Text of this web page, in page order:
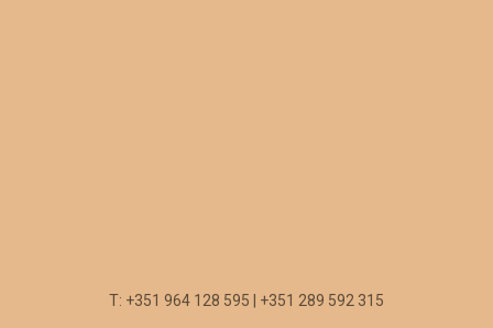
T: +351 964 128 595 | +351 289 592 315